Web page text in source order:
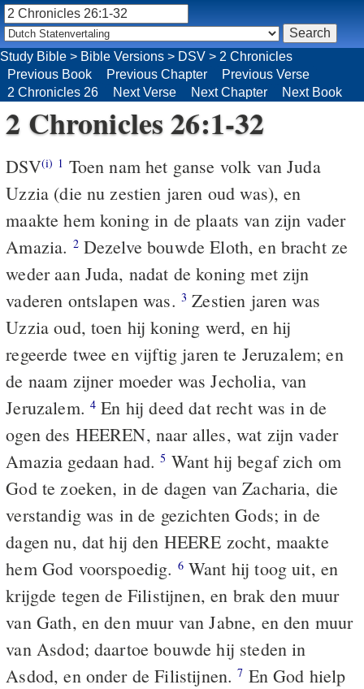
Study Bible > Bible Versions > DSV > 2 Chronicles
Previous Book
Previous Chapter
Previous Verse
2 Chronicles 26
Next Verse Next Chapter Next Book
2 Chronicles 26:1-32
DSV(i) 1 Toen nam het ganse volk van Juda
Uzzia (die nu zestien jaren oud was), en
maakte hem koning in de plaats van zijn vader
Amazia. 2Dezelve bouwde Eloth, en bracht ze
weder aan Juda, nadat de koning met zijn
vaderen ontslapen was. 3 Zestien jaren was
Uzzia oud, toen hij koning werd, en hij
regeerde twee en vijftig jaren te Jeruzalem; en
de naam zijner moeder was Jecholia, van
Jeruzalem. 4 En hij deed dat recht was in de
ogen des HEEREN, naar alles, wat zijn vader
Amazia gedaan had.5 Want hij begaf zich om
God te zoeken, in de dagen van Zacharia, die
verstandig was in de gezichten Gods; in de
dagen nu, dat hij den HEERE zocht, maakte
hem God voorspoedig. 6Want hij toog uit, en
krijgde tegen de Filistijnen, en brak den muur
van Gath, en den muur van Jabne, en den muur
van Asdod; daartoe bouwde hij steden in
Asdod, en onder de Filistijnen.7 En God hielp